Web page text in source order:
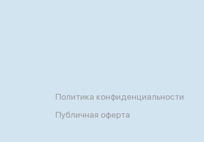
Политика конфиденциальности
Публичная оферта